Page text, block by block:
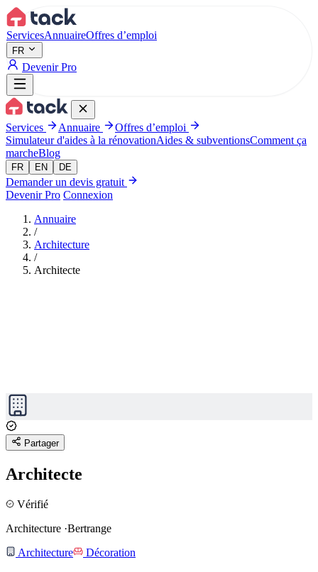
Aller au contenu principal
ServicesAnnuaireOffres d’emploi
FR
Devenir Pro
Services Annuaire
Offres d’emploi
Simulateur d'aides à la rénovationAides & subventionsComment ça
marcheBlog
FR EN DE
Demander un devis gratuit
Devenir Pro Connexion
Annuaire
/
Architecture
/
Architecte
Partager
Architecte
Vérifié
Architecture ·Bertrange
Architecture
Décoration